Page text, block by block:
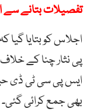
تفصیلات بتانے سے
اجلاس کو بتایا گیا
پی نثار چنا کے
ایس پی سی ٹی ڈی
بھی جمع کرائی